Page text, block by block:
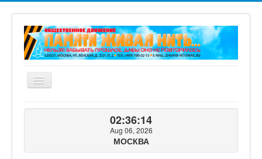
Включить/
выключить
ГЛАВНАЯ
02:36:15
Aug 06, 2026
МОСКВА